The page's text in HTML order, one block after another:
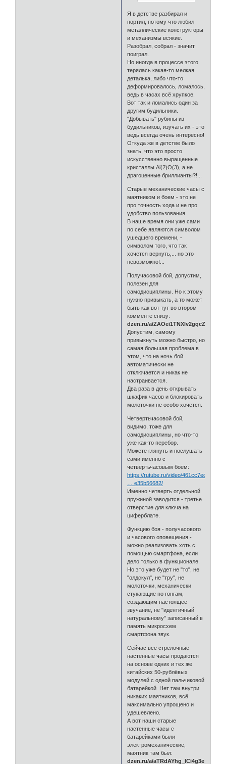
Я в детстве разбирал и
портил, потому что любил
металлические конструкторы
и механизмы всякие.
Разобрал, собрал - значит
поиграл.
Но иногда в процессе этого
терялась какая-то мелкая
деталька, либо что-то
деформировалось, ломалось,
ведь в часах всё хрупкое.
Вот так и ломались один за
другим будильники.
"Добывать" рубины из
будильников, изучать их - это
ведь всегда очень интересно!
Откуда же в детстве было
знать, что это просто
искусственно выращенные
кристаллы Al(2)O(3), а не
драгоценные бриллианты?!...
Старые механические часы с
маятником и боем - это не
про точность хода и не про
удобство пользования.
В наше время они уже сами
по себе являются символом
ушедшего времени, -
символом того, что так
хочется вернуть,... но это
невозможно!...
Получасовой бой, допустим,
полезен для
самодисциплины. Но к этому
нужно привыкать, а то может
быть как вот тут во втором
комменте снизу:
dzen.ru/a/ZAOei1TNXlv2gqcZ
Допустим, самому
привыкнуть можно быстро, но
самая большая проблема в
этом, что на ночь бой
автоматически не
отключается и никак не
настраивается.
Два раза в день открывать
шкафик часов и блокировать
молоточки не особо хочется.
Четвертьчасовой бой,
видимо, тоже для
самодисциплины, но что-то
уже как-то перебор.
Можете глянуть и послушать
сами именно с
четвертьчасовым боем:
https://rutube.ru/video/461cc7ed1f8e147
… e35b56682/
Именно четверть отдельной
пружиной заводится - третье
отверстие для ключа на
циферблате.
Функцию боя - получасового
и часового оповещения -
можно реализовать хоть с
помощью смартфона, если
дело только в функционале.
Но это уже будет не "то", не
"олдскул", не "тру", не
молоточки, механически
стукающие по гонгам,
создающим настоящее
звучание, не "идентичный
натуральному" записанный в
память микросхем
смартфона звук.
Сейчас все стрелочные
настенные часы продаются
на основе одних и тех же
китайских 50-рублёвых
модулей с одной пальчиковой
батарейкой. Нет там внутри
никаких маятников, всё
максимально упрощено и
удешевлено.
А вот наши старые
настенные часы с
батарейками были
электромеханические,
маятник там был:
dzen.ru/a/aTRdAYhg_lCi4g3e